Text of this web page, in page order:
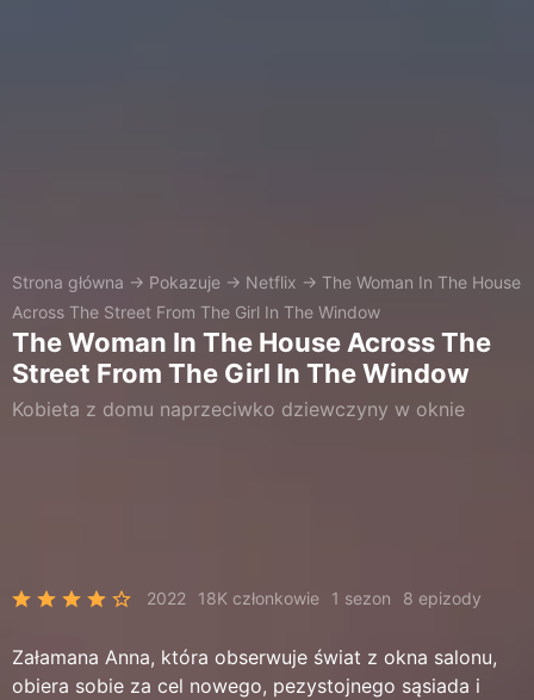
Strona główna → Pokazuje → Netflix → The Woman In The House
Across The Street From The Girl In The Window
The Woman In The House Across The
Street From The Girl In The Window
Kobieta z domu naprzeciwko dziewczyny w oknie
2022 18K członkowie 1 sezon 8 epizody
Załamana Anna, która obserwuje świat z okna salonu,
obiera sobie za cel nowego, pezystojnego sąsiada i